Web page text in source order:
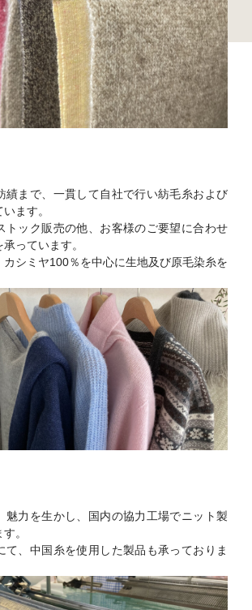
績まで、一貫して自社で行い紡毛糸および
ます。
トック販売の他、お客様のご要望に合わせ
っています。
カシミヤ100％を中心に生地及び原毛染糸を
魅力を生かし、国内の協力工場でニット製
。
て、中国糸を使用した製品も承っておりま